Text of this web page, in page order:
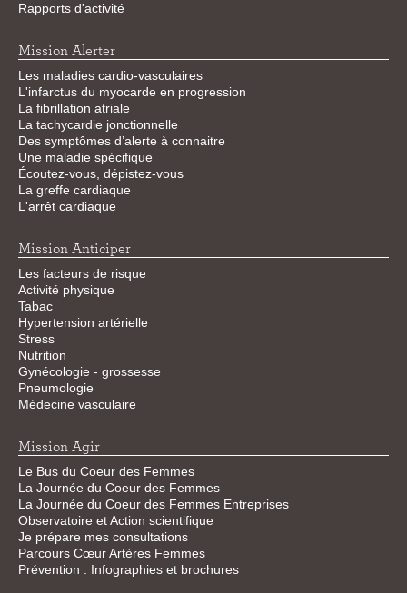
Rapports d'activité
Mission Alerter
Les maladies cardio-vasculaires
L'infarctus du myocarde en progression
La fibrillation atriale
La tachycardie jonctionnelle
Des symptômes d’alerte à connaitre
Une maladie spécifique
Écoutez-vous, dépistez-vous
La greffe cardiaque
L'arrêt cardiaque
Mission Anticiper
Les facteurs de risque
Activité physique
Tabac
Hypertension artérielle
Stress
Nutrition
Gynécologie - grossesse
Pneumologie
Médecine vasculaire
Mission Agir
Le Bus du Coeur des Femmes
La Journée du Coeur des Femmes
La Journée du Coeur des Femmes Entreprises
Observatoire et Action scientifique
Je prépare mes consultations
Parcours Cœur Artères Femmes
Prévention : Infographies et brochures